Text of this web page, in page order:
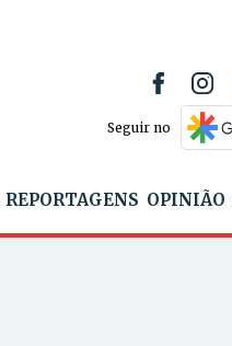
Seguir no
REPORTAGENS OPINIÃO